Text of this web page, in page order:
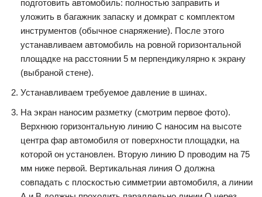
подготовить автомобиль: полностью заправить и
уложить в багажник запаску и домкрат с комплектом
инструментов (обычное снаряжение). После этого
устанавливаем автомобиль на ровной горизонтальной
площадке на расстоянии 5 м перпендикулярно к экрану
(выбраной стене).
Устанавливаем требуемое давление в шинах.
На экран наносим разметку (смотрим первое фото).
Верхнюю горизонтальную линию С наносим на высоте
центра фар автомобиля от поверхности площадки, на
которой он установлен. Вторую линию D проводим на 75
мм ниже первой. Вертикальная линия О должна
совпадать с плоскостью симметрии автомобиля, а линии